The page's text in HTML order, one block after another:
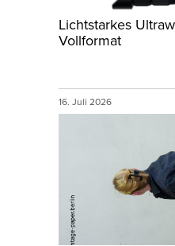
Lichtstarkes
Vollformat
16. Juli 2026